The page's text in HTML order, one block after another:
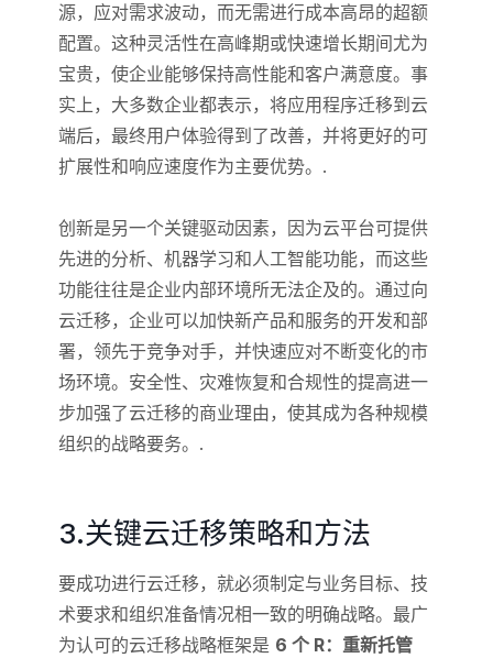
源，应对需求波动，而无需进行成本高昂的超额
配置。这种灵活性在高峰期或快速增长期间尤为
宝贵，使企业能够保持高性能和客户满意度。事
实上，大多数企业都表示，将应用程序迁移到云
端后，最终用户体验得到了改善，并将更好的可
扩展性和响应速度作为主要优势。.
创新是另一个关键驱动因素，因为云平台可提供
先进的分析、机器学习和人工智能功能，而这些
功能往往是企业内部环境所无法企及的。通过向
云迁移，企业可以加快新产品和服务的开发和部
署，领先于竞争对手，并快速应对不断变化的市
场环境。安全性、灾难恢复和合规性的提高进一
步加强了云迁移的商业理由，使其成为各种规模
组织的战略要务。.
3.关键云迁移策略和方法
要成功进行云迁移，就必须制定与业务目标、技
术要求和组织准备情况相一致的明确战略。最广
为认可的云迁移战略框架是 6 个 R：重新托管